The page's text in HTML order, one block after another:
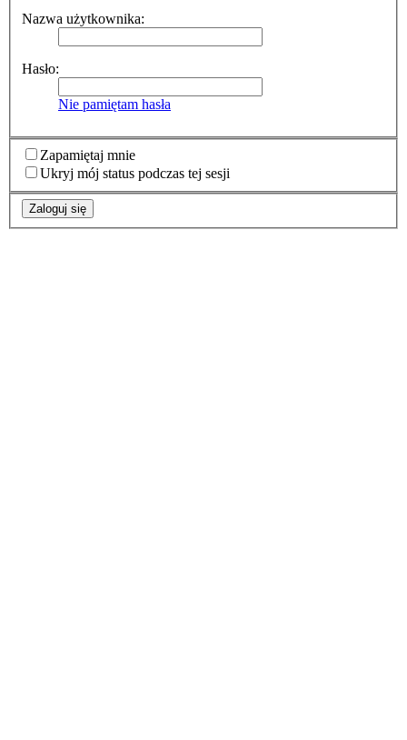
Nazwa użytkownika:
Hasło:
Nie pamiętam hasła
Zapamiętaj mnie
Ukryj mój status podczas tej sesji